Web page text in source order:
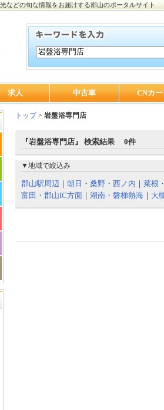
などの旬な情報をお届けする郡山のポータルサイト
求人 中古車 CNカ
トップ> 岩盤浴専門店
『岩盤浴専門店』 検索結果 0件
▼地域で絞込み
郡山駅周辺 ｜ 朝日・桑野・西ノ内 ｜ 菜根
富田・郡山IC方面 ｜ 湖南・磐梯熱海 ｜ 大